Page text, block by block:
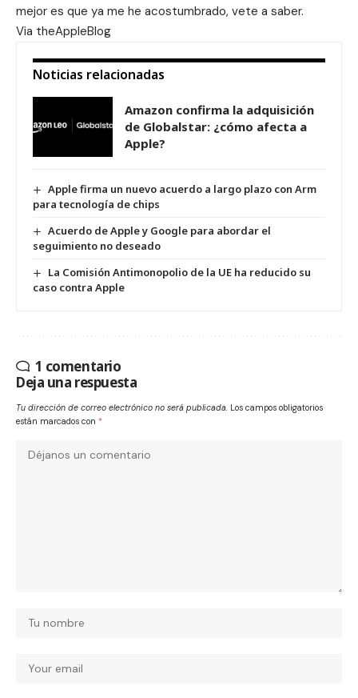
mejor es que ya me he acostumbrado, vete a saber.
Via theAppleBlog
Noticias relacionadas
Amazon confirma la adquisición
de Globalstar: ¿cómo afecta a
Apple?
Apple firma un nuevo acuerdo a largo plazo con Arm
para tecnología de chips
Acuerdo de Apple y Google para abordar el
seguimiento no deseado
La Comisión Antimonopolio de la UE ha reducido su
caso contra Apple
1 comentario
Deja una respuesta
Tu dirección de correo electrónico no será publicada. Los campos obligatorios
están marcados con *